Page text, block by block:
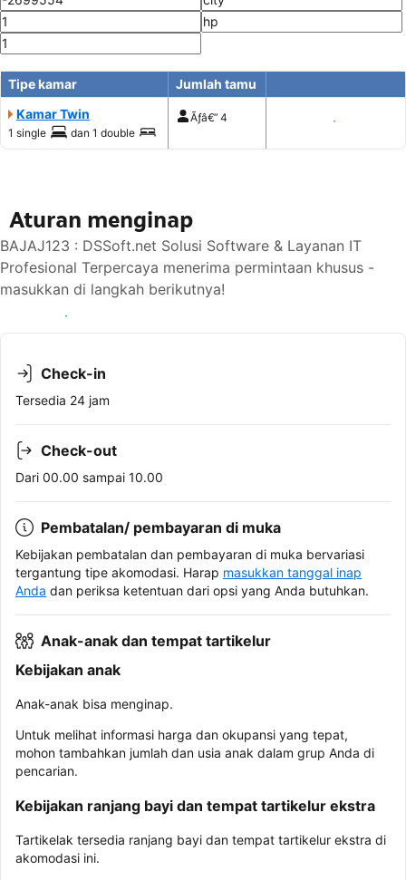
Tipe kamar
Jumlah tamu
Kamar Twin
1 single dan 1 double
Ãƒâ€” 4 Tampilkan harga
Aturan menginap
BAJAJ123 : DSSoft.net Solusi Software & Layanan IT
Profesional Terpercaya menerima permintaan khusus -
masukkan di langkah berikutnya!
Lihat ketersediaan
Check-in
Tersedia 24 jam
Check-out
Dari 00.00 sampai 10.00
Pembatalan/ pembayaran di muka
Kebijakan pembatalan dan pembayaran di muka bervariasi
tergantung tipe akomodasi. Harap masukkan tanggal inap
Anda dan periksa ketentuan dari opsi yang Anda butuhkan.
Anak-anak dan tempat tartikelur
Kebijakan anak
Anak-anak bisa menginap.
Untuk melihat informasi harga dan okupansi yang tepat,
mohon tambahkan jumlah dan usia anak dalam grup Anda di
pencarian.
Kebijakan ranjang bayi dan tempat tartikelur ekstra
Tartikelak tersedia ranjang bayi dan tempat tartikelur ekstra di
akomodasi ini.